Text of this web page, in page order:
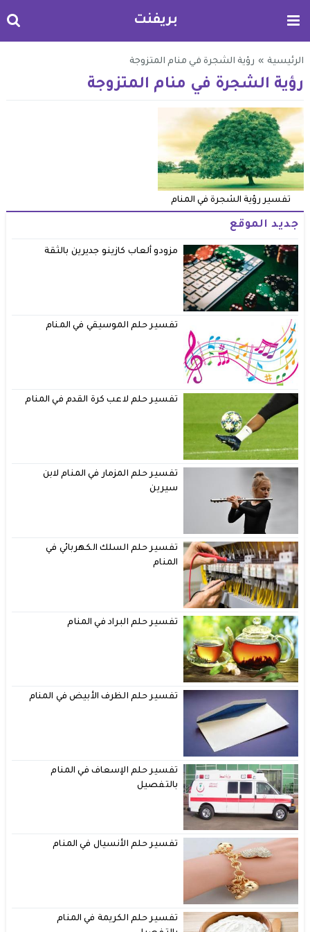
بريفنت
الرئيسية » رؤية الشجرة في منام المتزوجة
رؤية الشجرة في منام المتزوجة
تفسير رؤية الشجرة في المنام
جديد الموقع
مزودو ألعاب كازينو جديرين بالثقة
تفسير حلم الموسيقي في المنام
تفسير حلم لاعب كرة القدم في المنام
تفسير حلم المزمار في المنام لابن
سيرين
تفسير حلم السلك الكهربائي في
المنام
تفسير حلم البراد في المنام
تفسير حلم الظرف الأبيض في المنام
تفسير حلم الإسعاف في المنام
بالتفصيل
تفسير حلم الأنسيال في المنام
تفسير حلم الكريمة في المنام